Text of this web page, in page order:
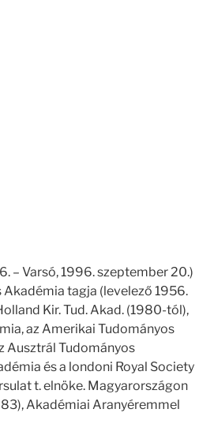
– Varsó, 1996. szeptember 20.)
tagja (levelező 1956.
Kir. Tud. Akad. (1980-tól),
az Amerikai Tudományos
Ausztrál Tudományos
és a londoni Royal Society
t. elnöke. Magyarországon
Akadémiai Aranyéremmel